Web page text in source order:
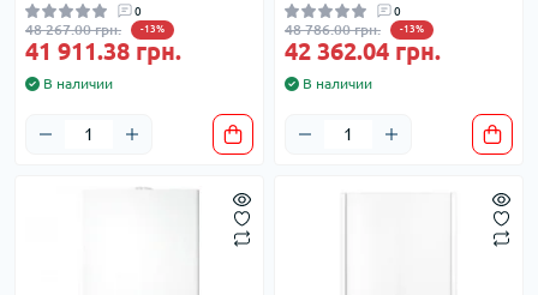
0
48 267.00 грн. -13%
41 911.38 грн.
В наличии
0
48 786.00 грн. -13%
42 362.04 грн.
В наличии